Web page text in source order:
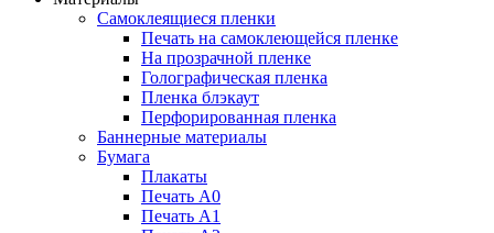
Самоклеящиеся пленки
Печать на самоклеющейся пленке
На прозрачной пленке
Голографическая пленка
Пленка блэкаут
Перфорированная пленка
Баннерные материалы
Бумага
Плакаты
Печать А0
Печать А1